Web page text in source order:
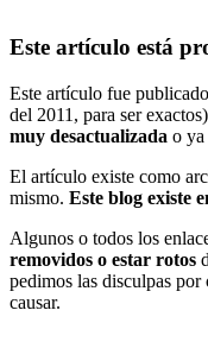
Este artículo está
Este artículo fue
del 2011, para ser
muy desactualizada o ya
El artículo existe como
mismo. Este blog existe
Algunos o todos los
removidos o estar rotos
pedimos las disculpas
causar.